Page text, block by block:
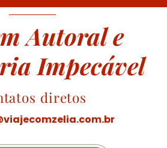
Autoral e
Impecável
diretos